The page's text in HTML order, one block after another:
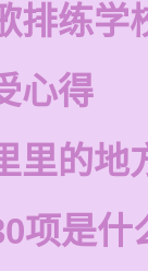
排练学
心得
里的地
项是什